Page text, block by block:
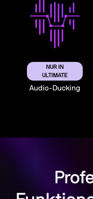
NUR IN
ULTIMATE
Audio-Ducking